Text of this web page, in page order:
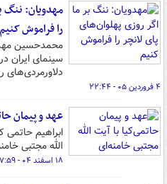
مهدویان: ننگ
را فراموش کنیم
محمدحسین
سینمای ایران
دلاورمردی‌های
۴ فروردین ۰۵ - ۲۲:۴۴
عهد و پیمان
ابراهیم حاتمی
الله مجتبی
۱۸ اسفند ۰۴ - ۱۷:۵۹